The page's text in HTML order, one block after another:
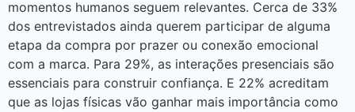
momentos humanos seguem relevantes. Cerca de 33%
dos entrevistados ainda querem participar de alguma
etapa da compra por prazer ou conexão emocional
com a marca. Para 29%, as interações presenciais são
essenciais para construir confiança. E 22% acreditam
que as lojas físicas vão ganhar mais importância como